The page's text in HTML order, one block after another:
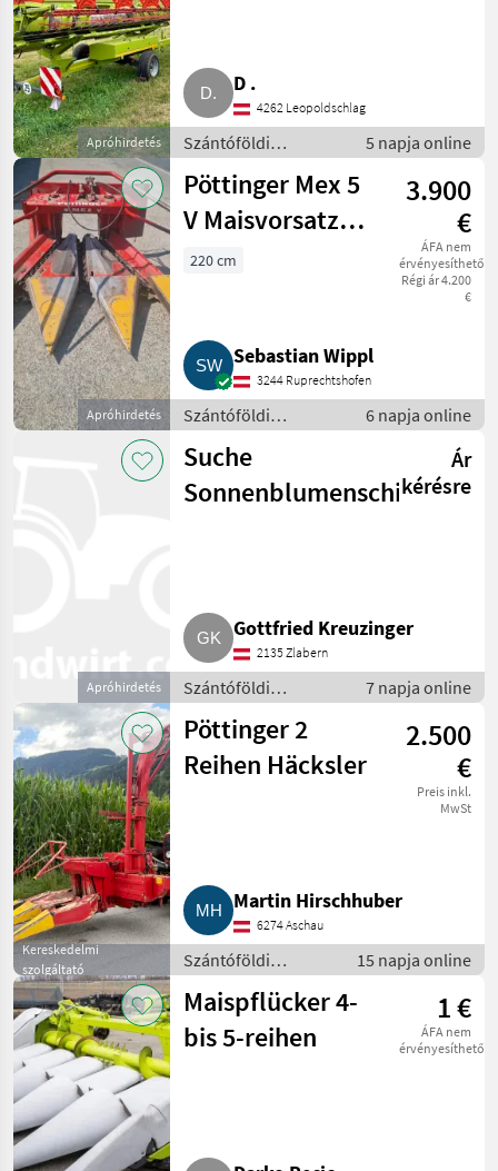
Apróhirdetés
D .
4262 Leopoldschlag
Szántóföldi
betakarítógépek /
Kombájn adapter
5 napja online
Apróhirdetés
Pöttinger Mex 5
V Maisvorsatz
Pöttinger Mex 5
3.900
€
ÁFA nem
érvényesíthető
Régi ár 4.200
€
220 cm
Sebastian Wippl
3244 Ruprechtshofen
Szántóföldi
betakarítógépek /
Kombájn adapter
6 napja online
Apróhirdetés
Suche
Sonnenblumenschiffchen
Ár
kérésre
Gottfried Kreuzinger
2135 Zlabern
Szántóföldi
betakarítógépek /
Kombájn adapter
7 napja online
Kereskedelmi
szolgáltató
Pöttinger 2
Reihen Häcksler
2.500
€
Preis inkl.
MwSt
Martin Hirschhuber
6274 Aschau
Szántóföldi
betakarítógépek /
Kombájn adapter
15 napja online
Maispflücker 4-
bis 5-reihen
1 €
ÁFA nem
érvényesíthető